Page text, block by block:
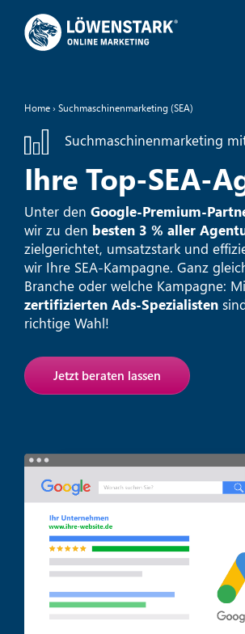
Home› Suchmaschinenmarketing (SEA)
Suchmaschinenmarketing
Ihre Top-SEA-
Unter den Google-Premium-
wir zu den besten 3 % aller
zielgerichtet, umsatzstark und
wir Ihre SEA-Kampagne. Ganz
Branche oder welche Kampagne:
zertifizierten Ads-Spezialisten
richtige Wahl!
Jetzt beraten lassen